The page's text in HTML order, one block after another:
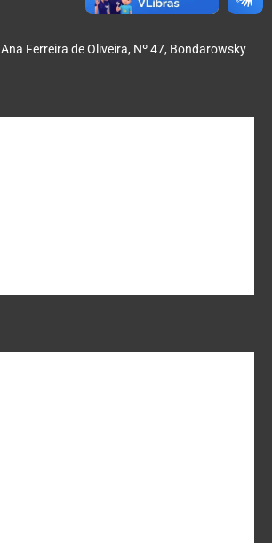
Ferreira de Oliveira, Nº 47, Bondarowsky